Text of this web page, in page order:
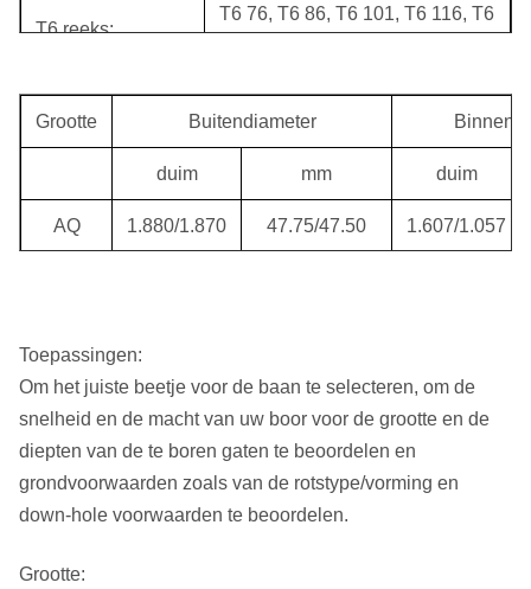
T6 reeks:
T6 76, T6 86, T6 101, T6 116, T6
T reeks: T36, T46, T56, T66, T76, T86
Z46, Z56, Z66, Z76, Z86, Z101,
Z116, Z131, Z146
B reeks:
B36, B46, B56, B66, B76, B86,
GEWICHTSreeks:
WM reeks: EWM, AWM, BWM, NWM, HWM
WG reeks: EWG, AWG, BWG, NWG, HWG
Grootte Buitendiameter
duim mm duim
AQ 1.880/1.870 47.75/47.50 1.607/1.057
HK 3.770/3.755 95.76/95.38 2.505/2.495
Toepassingen:
Om het juiste beetje voor de baan te selecteren, om de
snelheid en de macht van uw boor voor de grootte en de
diepten van de te boren gaten te beoordelen en
grondvoorwaarden zoals van de rotstype/vorming en
down-hole voorwaarden te beoordelen.
Grootte: